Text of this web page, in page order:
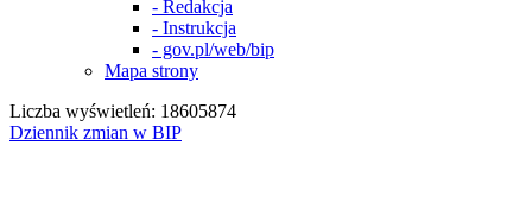
- Redakcja
- Instrukcja
- gov.pl/web/bip
Mapa strony
Liczba wyświetleń: 18605874
Dziennik zmian w BIP